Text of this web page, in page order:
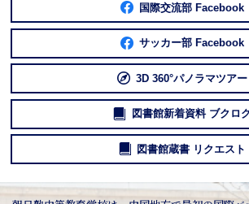
国際交流部 Facebook
サッカー部 Facebook
3D 360°パノラマツアー
図書館新着資料 ブクロ
図書館蔵書 リクエスト